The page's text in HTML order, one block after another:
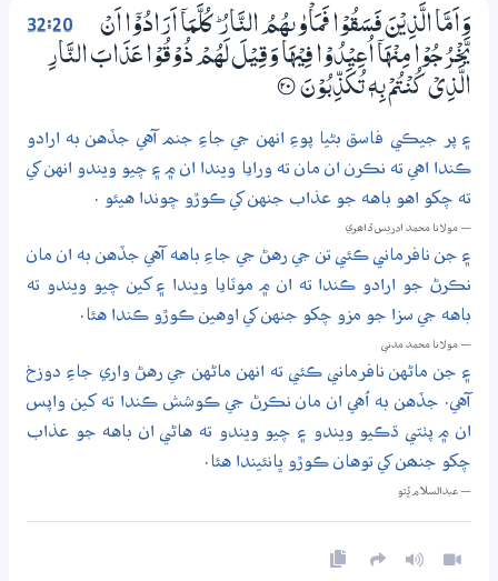
32:20
وَاَمَّا الَّذِيْنَ فَسَقُوْا فَمَاْوٰىهُمُ النَّارُ ۭ كُلَّمَآ اَرَادُوْٓا اَنْ
يَّخْـرُجُوْا مِنْهَآ اُعِيْدُوْا فِيْهَا وَقِيْلَ لَهُمْ ذُوْقُوْا عَذَابَ النَّارِ
الَّذِيْ كُنْتُمْ بِهٖ تُكَذِّبُوْنَ ؀20
۽ پر جيڪي فاسق بڻيا پوءِ انهن جي جاءِ جنم آهي جڏهن به ارادو
ڪندا اهي ته نڪرن ان مان ته ورايا ويندا ان ۾ ۽ چيو ويندو انهن کي
ته چکو اهو باهه جو عذاب جنهن کي ڪوڙو چوندا هيئو .
— مولانا محمد ادريس ڏاھري
۽ جن نافرماني ڪئي تن جي رهڻ جي جاءِ باهه آهي جڏهن به ان مان
نڪرڻ جو ارادو ڪندا ته ان ۾ موٽايا ويندا ۽ کين چيو ويندو ته
باهه جي سزا جو مزو چکو جنهن کي اوهين ڪوڙو ڪندا هئا.
— مولانا محمد مدني
۽ جن ماڻهن نافرماني ڪئي ته انهن ماڻهن جي رهڻ واري جاءِ دوزخ
آهي. جڏهن به اُهي ان مان نڪرڻ جي ڪوشش ڪندا ته کين واپس
ان ۾ پٺتي ڌڪيو ويندو ۽ چيو ويندو ته هاڻي ان باهه جو عذاب
چکو جنھن کي توهان ڪوڙو ڀانئيندا هئا.
— عبدالسلام ڀُٽو